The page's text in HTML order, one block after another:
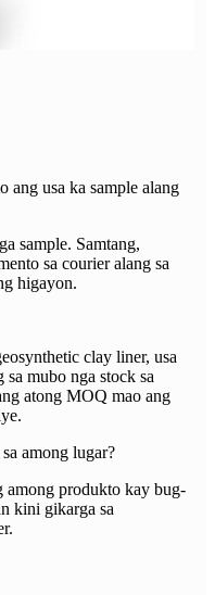
ang usa ka sample alang
sample. Samtang,
sa courier alang sa
higayon.
clay liner, usa
mubo nga stock sa
atong MOQ mao ang
among lugar?
among produkto kay bug-
kini gikarga sa